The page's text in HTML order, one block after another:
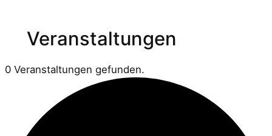
Veranstaltungen
0 Veranstaltungen gefunden.